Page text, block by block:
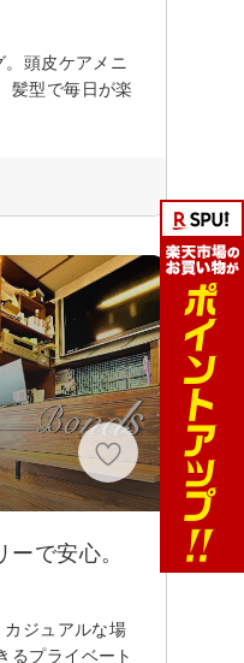
頭皮ケアメニ
髪型で毎日が楽
で安心。
カジュアルな場
るプライベート